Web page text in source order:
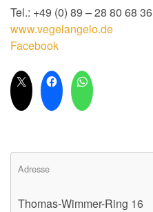
Tel.: +49 (0) 89 – 28 80 68 36
www.vegelangelo.de
Facebook
Adresse
Thomas-Wimmer-Ring 16